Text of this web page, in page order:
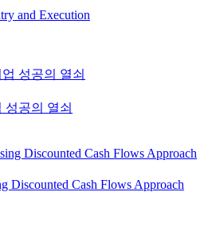
and Execution
성공의 열쇠
Discounted Cash Flows Approach